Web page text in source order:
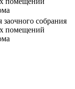
собрания
помещений